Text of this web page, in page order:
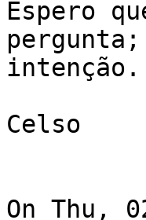
Espero
intenção.
Celso
On Thu,